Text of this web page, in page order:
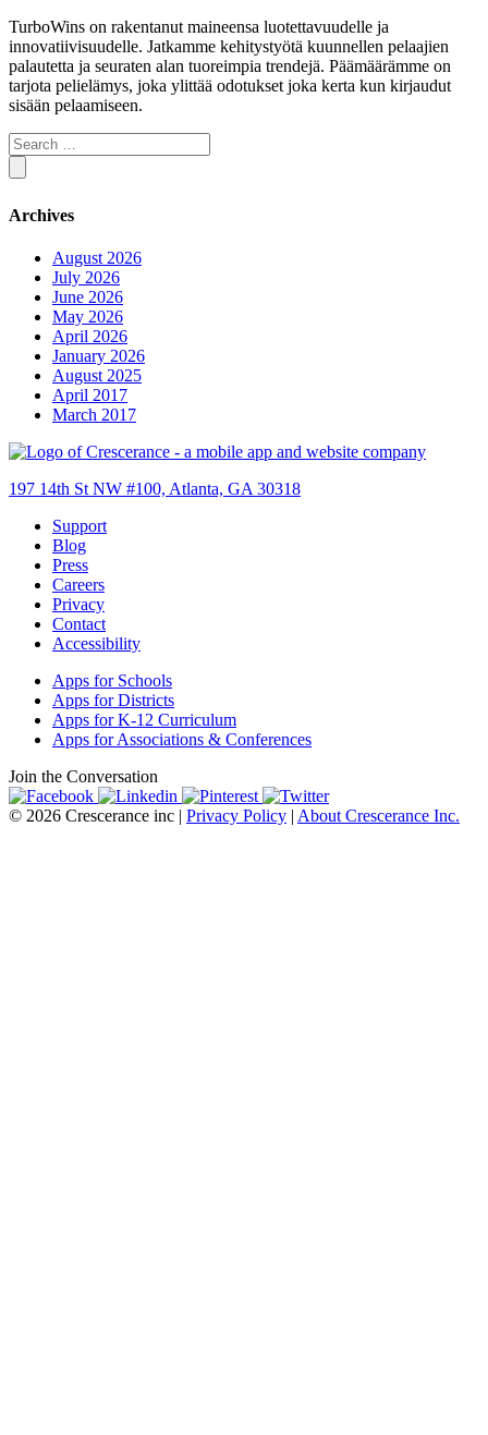
TurboWins on rakentanut maineensa luotettavuudelle ja
innovatiivisuudelle. Jatkamme kehitystyötä kuunnellen pelaajien
palautetta ja seuraten alan tuoreimpia trendejä. Päämäärämme on
tarjota pelielämys, joka ylittää odotukset joka kerta kun kirjaudut
sisään pelaamiseen.
Archives
August 2026
July 2026
June 2026
May 2026
April 2026
January 2026
August 2025
April 2017
March 2017
197 14th St NW #100, Atlanta, GA 30318
Support
Blog
Press
Careers
Privacy
Contact
Accessibility
Apps for Schools
Apps for Districts
Apps for K-12 Curriculum
Apps for Associations & Conferences
Join the Conversation
© 2026 Crescerance inc | Privacy Policy | About Crescerance Inc.